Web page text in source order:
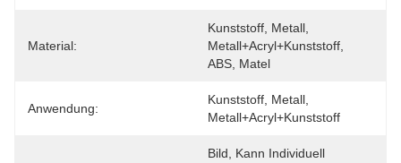
Material:
Kunststoff, Metall,
Metall+Acryl+Kunststoff,
ABS, Matel
Anwendung:
Kunststoff, Metall,
Metall+Acryl+Kunststoff
Bild, Kann Individuell